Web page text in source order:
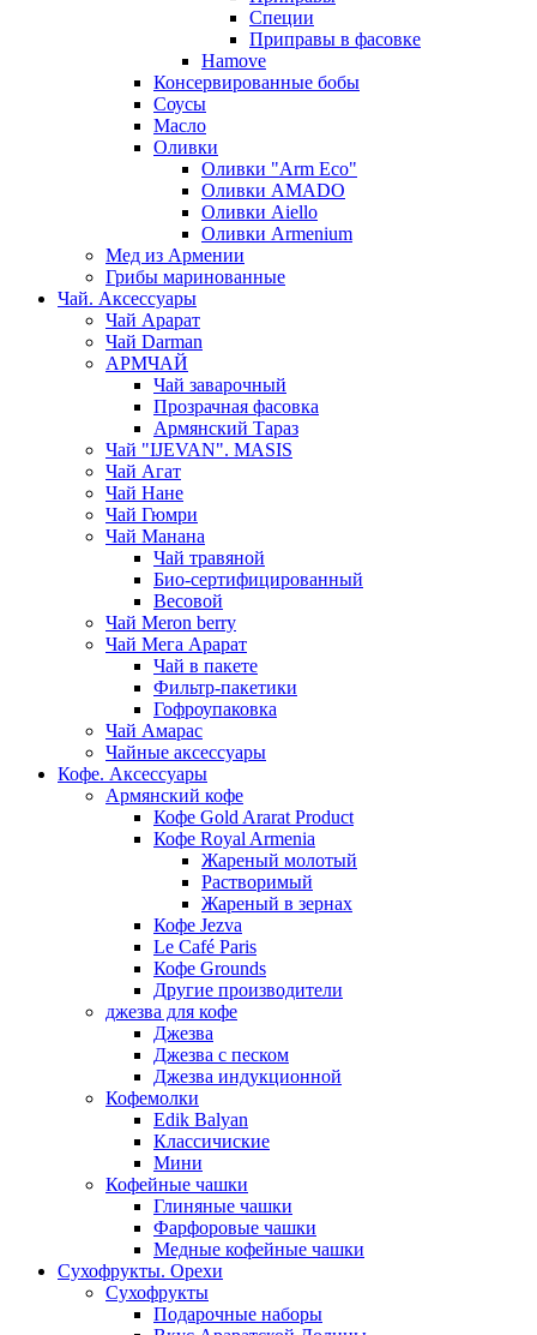
Специи
Приправы в фасовке
Hamove
Консервированные бобы
Соусы
Масло
Оливки
Оливки "Arm Eco"
Оливки AMADO
Оливки Aiello
Оливки Armenium
Мед из Армении
Грибы маринованные
Чай. Аксессуары
Чай Арарат
Чай Darman
АРМЧАЙ
Чай заварочный
Прозрачная фасовка
Армянский Тараз
Чай "IJEVAN". MASIS
Чай Агат
Чай Нане
Чай Гюмри
Чай Манана
Чай травяной
Био-сертифицированный
Весовой
Чай Meron berry
Чай Мега Арарат
Чай в пакете
Фильтр-пакетики
Гофроупаковка
Чай Амарас
Чайные аксессуары
Кофе. Аксессуары
Армянский кофе
Кофе Gold Ararat Product
Кофе Royal Armenia
Жареный молотый
Растворимый
Жареный в зернах
Кофе Jezva
Le Café Paris
Кофе Grounds
Другие производители
джезва для кофе
Джезва
Джезва с песком
Джезва индукционной
Кофемолки
Edik Balyan
Классичиские
Мини
Кофейные чашки
Глиняные чашки
Фарфоровые чашки
Медные кофейные чашки
Сухофрукты. Орехи
Сухофрукты
Подарочные наборы